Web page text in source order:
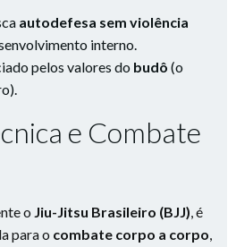
autodefesa sem violência
interno.
pelos valores do budô (o
e Combate
o Jiu-Jitsu Brasileiro (BJJ), é
para o combate corpo a corpo,